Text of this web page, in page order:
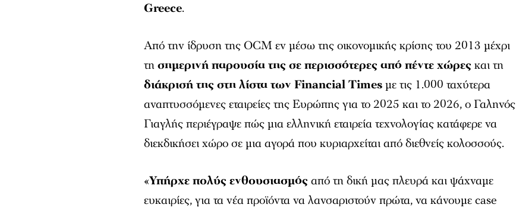
Greece.
Από την ίδρυση της OCM εν μέσω της οικονομικής κρίσης του 2013 μέχρι
τησημερινή παρουσία της σε περισσότερες από πέντε χώρες και τη
διάκρισή της στη λίστα των Financial Timesμε τις 1.000 ταχύτερα
αναπτυσσόμενες εταιρείες της Ευρώπης για το 2025 και το 2026, ο Γαληνός
Γιαγλής περιέγραψε πώς μια ελληνική εταιρεία τεχνολογίας κατάφερε να
διεκδικήσει χώρο σε μια αγορά που κυριαρχείται από διεθνείς κολοσσούς.
«Υπήρχε πολύς ενθουσιασμός από τη δική μας πλευρά και ψάχναμε
ευκαιρίες, για τα νέα προϊόντα να λανσαριστούν πρώτα, να κάνουμε case